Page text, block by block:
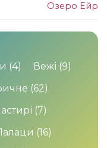
Озеро Ейр
(4) Вежі (9)
(62)
(7)
(16)